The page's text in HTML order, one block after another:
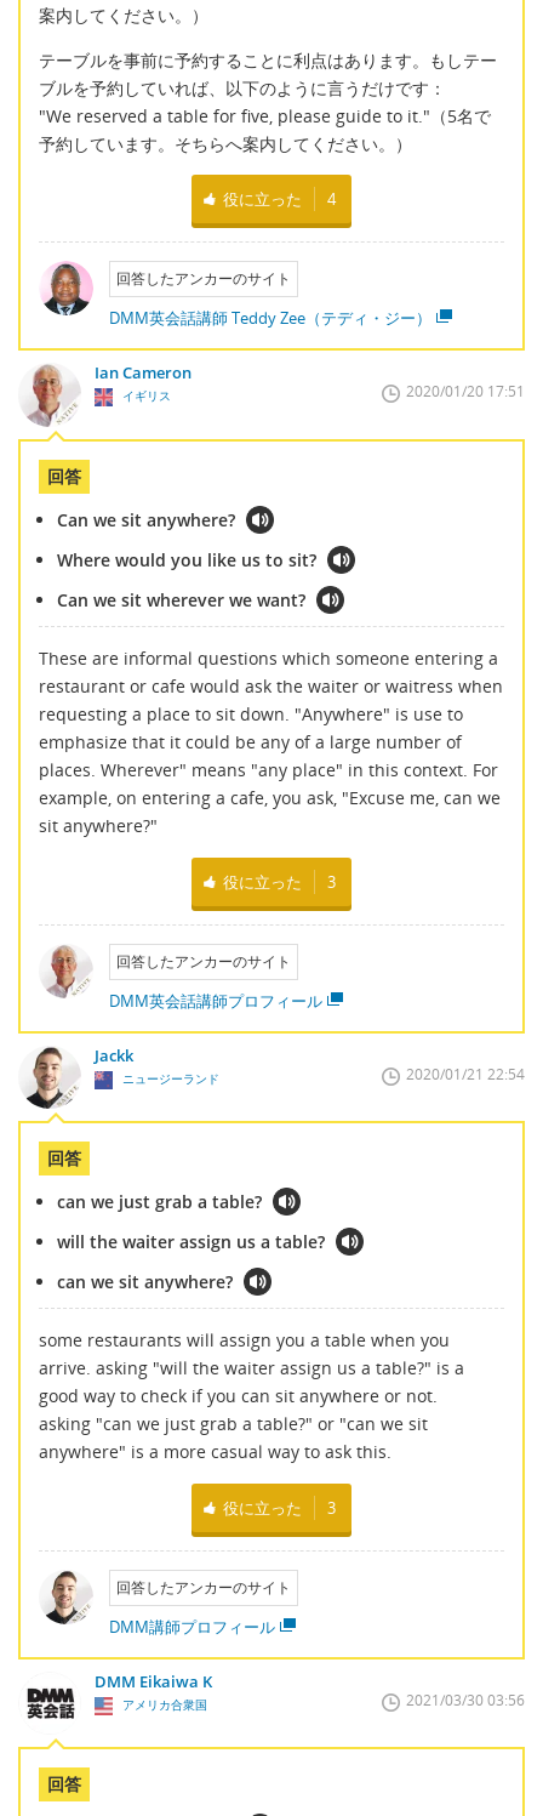
案内してください。）
テーブルを事前に予約することに利点はあります。もしテー
ブルを予約していれば、以下のように言うだけです：
"We reserved a table for five, please guide to it."（5名で
予約しています。そちらへ案内してください。）
役に立った 4
回答したアンカーのサイト
DMM英会話講師 Teddy Zee（テディ・ジー）
Ian Cameron
イギリス 2020/01/20 17:51
回答
Can we sit anywhere?
Where would you like us to sit?
Can we sit wherever we want?
These are informal questions which someone entering a
restaurant or cafe would ask the waiter or waitress when
requesting a place to sit down. "Anywhere" is use to
emphasize that it could be any of a large number of
places. Wherever" means "any place" in this context. For
example, on entering a cafe, you ask, "Excuse me, can we
sit anywhere?"
役に立った 3
回答したアンカーのサイト
DMM英会話講師プロフィール
Jackk
ニュージーランド 2020/01/21 22:54
回答
can we just grab a table?
will the waiter assign us a table?
can we sit anywhere?
some restaurants will assign you a table when you
arrive. asking "will the waiter assign us a table?" is a
good way to check if you can sit anywhere or not.
asking "can we just grab a table?" or "can we sit
anywhere" is a more casual way to ask this.
役に立った 3
回答したアンカーのサイト
DMM講師プロフィール
DMM Eikaiwa K
アメリカ合衆国 2021/03/30 03:56
回答